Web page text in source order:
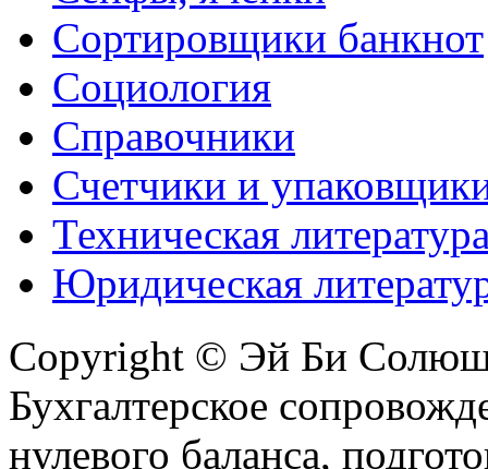
Сортировщики банкнот
Социология
Справочники
Счетчики и
Техническая
Юридическая
Copyright © Эй Би
Бухгалтерское
нулевого баланса,